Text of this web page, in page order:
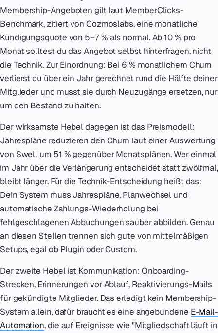
Membership-Angeboten gilt laut MemberClicks-
Benchmark, zitiert von Cozmoslabs, eine monatliche
Kündigungsquote von 5–7 % als normal. Ab 10 % pro
Monat solltest du das Angebot selbst hinterfragen, nicht
die Technik. Zur Einordnung: Bei 6 % monatlichem Churn
verlierst du über ein Jahr gerechnet rund die Hälfte deiner
Mitglieder und musst sie durch Neuzugänge ersetzen, nur
um den Bestand zu halten.
Der wirksamste Hebel dagegen ist das Preismodell:
Jahrespläne reduzieren den Churn laut einer Auswertung
von Swell um 51 % gegenüber Monatsplänen. Wer einmal
im Jahr über die Verlängerung entscheidet statt zwölfmal,
bleibt länger. Für die Technik-Entscheidung heißt das:
Dein System muss Jahrespläne, Planwechsel und
automatische Zahlungs-Wiederholung bei
fehlgeschlagenen Abbuchungen sauber abbilden. Genau
an diesen Stellen trennen sich gute von mittelmäßigen
Setups, egal ob Plugin oder Custom.
Der zweite Hebel ist Kommunikation: Onboarding-
Strecken, Erinnerungen vor Ablauf, Reaktivierungs-Mails
für gekündigte Mitglieder. Das erledigt kein Membership-
System allein, dafür braucht es eine angebundene E-Mail-
Automation, die auf Ereignisse wie "Mitgliedschaft läuft in